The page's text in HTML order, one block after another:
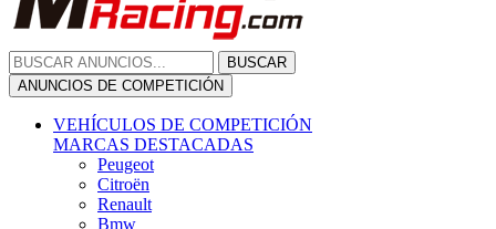
BUSCAR
ANUNCIOS DE COMPETICIÓN
VEHÍCULOS DE COMPETICIÓN
MARCAS DESTACADAS
Peugeot
Citroën
Renault
Bmw